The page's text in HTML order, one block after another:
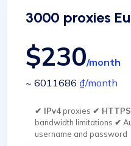
3000 proxies
$230/month
~ 6011686 ₫/month
✔ IPv4proxies ✔ HTTPS
bandwidth limitations ✔
username and password